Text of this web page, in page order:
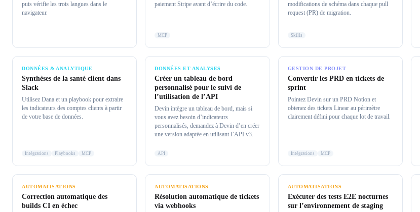
puis vérifie les trois langues dans le
navigateur.
paiement Stripe avant d’écrire du code.
MCP
modifications de schéma dans chaque pull
request (PR) de migration.
Skills
DONNÉES & ANALYTIQUE
Synthèses de la santé client dans
Slack
Utilisez Dana et un playbook pour extraire
les indicateurs des comptes clients à partir
de votre base de données.
Intégrations Playbooks MCP
DONNÉES ET ANALYSES
Créer un tableau de bord
personnalisé pour le suivi de
l’utilisation de l’API
Devin intègre un tableau de bord, mais si
vous avez besoin d’indicateurs
personnalisés, demandez à Devin d’en créer
une version adaptée en utilisant l’API v3.
API
GESTION DE PROJET
Convertir les PRD en tickets de
sprint
Pointez Devin sur un PRD Notion et
obtenez des tickets Linear au périmètre
clairement défini pour chaque lot de travail.
Intégrations MCP
AUTOMATISATIONS
Correction automatique des
builds CI en échec
AUTOMATISATIONS
Résolution automatique de tickets
via webhooks
AUTOMATISATIONS
Exécuter des tests E2E nocturnes
sur l’environnement de staging